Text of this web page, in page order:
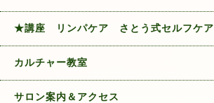
★講座 リンパケア さとう式セルフケア
カルチャー教室
サロン案内＆アクセス